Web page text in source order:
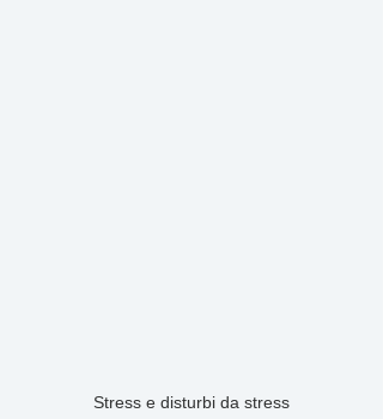
Stress e disturbi da stress